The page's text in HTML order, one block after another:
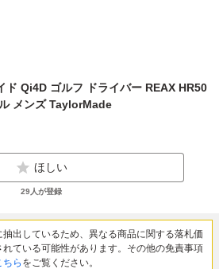
ド Qi4D ゴルフ ドライバー REAX HR50
メンズ TaylorMade
ほしい
29人が登録
出しているため、異なる商品に関する落札価
ている可能性があります。その他の免責事項
ちら をご覧ください。